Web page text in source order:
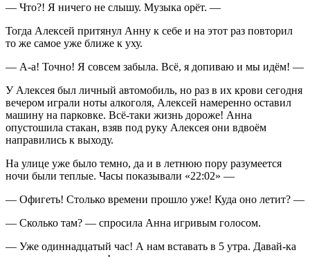
— Что?! Я ничего не слышу. Музыка орёт. —
Тогда Алексей притянул Анну к себе и на этот раз повторил
то же самое уже ближе к уху.
— А-а! Точно! Я совсем забыла. Всё, я допиваю и мы идём! —
У Алексея был личный автомобиль, но раз в их крови сегодня
вечером играли ноты алкоголя, Алексей намеренно оставил
машину на парковке. Всё-таки жизнь дороже! Анна
опустошила стакан, взяв под руку Алексея они вдвоём
направились к выходу.
На улице уже было темно, да и в летнюю пору разумеется
ночи были теплые. Часы показывали «22:02» —
— Офигеть! Столько времени прошло уже! Куда оно летит? —
— Сколько там? — спросила Анна игривым голосом.
— Уже одиннадцатый час! А нам вставать в 5 утра. Давай-ка